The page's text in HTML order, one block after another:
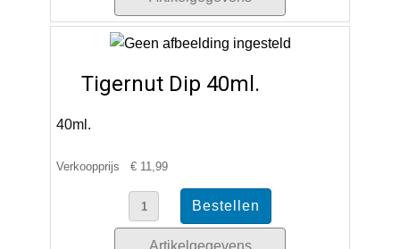
Tigernut Dip 40ml.
40ml.
Verkoopprijs € 11,99
Artikelgegevens